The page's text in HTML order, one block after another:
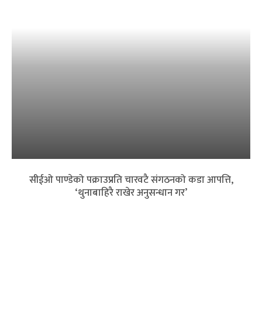
सीईओ पाण्डेको पक्राउप्रति चारवटै संगठनको कडा आपत्ति,
‘थुनाबाहिरै राखेर अनुसन्धान गर’